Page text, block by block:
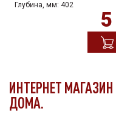
Глубина, мм: 402
ИНТЕРНЕТ
ДОМА.